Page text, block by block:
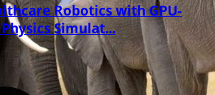
Robotics with GPU-
Simulat...